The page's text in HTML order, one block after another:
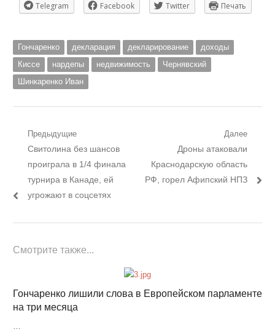
Telegram Facebook Twitter Печать
Гончаренко декларация декларирование
доходы
Киссе
нардепы недвижимость
Чернявский
Шинкаренко Иван
Навигация
записям
Предыдущие
Предыдущий
пост:
Свитолина без шансов
проиграла в 1/4 финала
турнира в Канаде, ей
угрожают в соцсетях
Далее
Следующий
пост:
Дроны атаковали
Краснодарскую область
РФ, горел Афипский НПЗ
Смотрите также...
Гончаренко лишили слова в Европейском парламенте
на три месяца
…